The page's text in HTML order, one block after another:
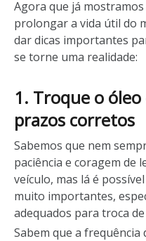
Agora que já
prolongar a vida útil do
dar dicas importantes
se torne uma realidade:
1. Troque o
prazos corretos
Sabemos que nem
paciência e coragem de
veículo, mas lá é
muito importantes,
adequados para troca
Sabem que a